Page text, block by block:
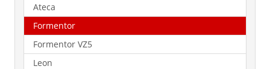
Ateca
Formentor
Formentor VZ5
Leon